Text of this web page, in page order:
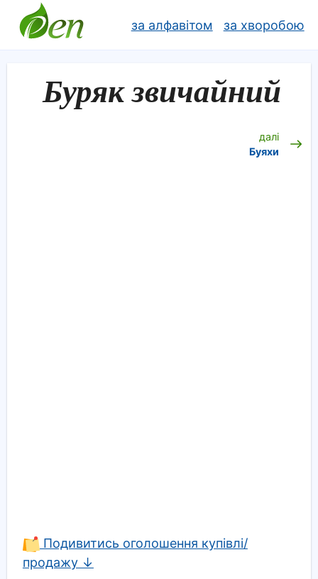
за алфавітом за хворобою
Буряк звичайний
далі
Буяхи
Подивитись оголошення купівлі/
продажу ↓